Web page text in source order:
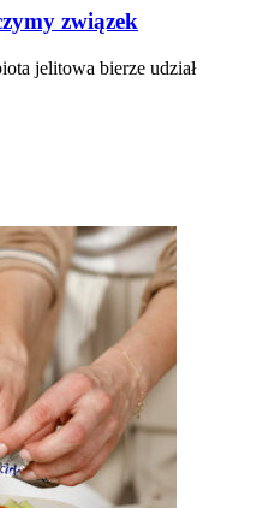
związek
jelitowa bierze udział